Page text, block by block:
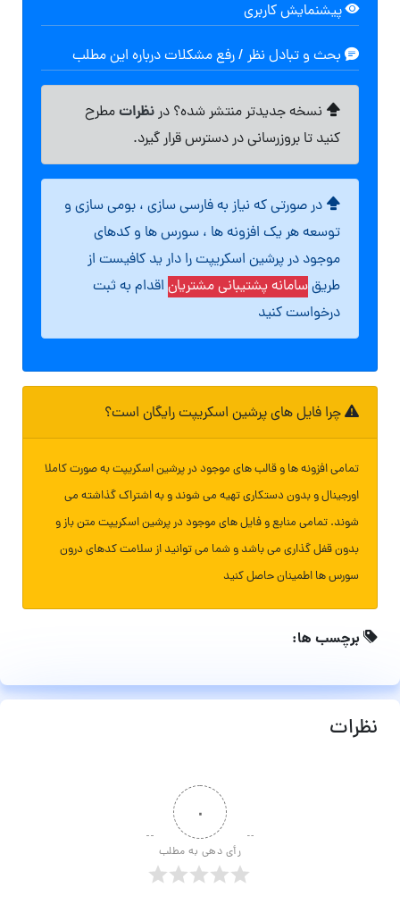
پیشنمایش کاربری
بحث و تبادل نظر / رفع مشکلات درباره این مطلب
نسخه جدیدتر منتشر شده؟ درنظراتمطرح
کنید تا بروزرسانی در دسترس قرار گیرد.
در صورتی که نیاز به فارسی سازی ، بومی سازی و
توسعه هر یک افزونه ها ، سورس ها و کدهای
موجود در پرشین اسکریپت را دار ید کافیست از
طریقسامانه پشتیبانی مشتریان اقدام به ثبت
درخواست کنید
چرا فایل های پرشین اسکریپت رایگان است؟
تمامی افزونه ها و قالب های موجود در پرشین اسکریپت به صورت کاملا
اورجینال و بدون دستکاری تهیه می شوند و به اشتراک گذاشته می
شوند. تمامی منابع و فایل های موجود در پرشین اسکریپت متن باز و
بدون قفل گذاری می باشد و شما می توانید از سلامت کدهای درون
سورس ها اطمینان حاصل کنید
برچسب ها:
نظرات
۰
رأی دهی به مطلب